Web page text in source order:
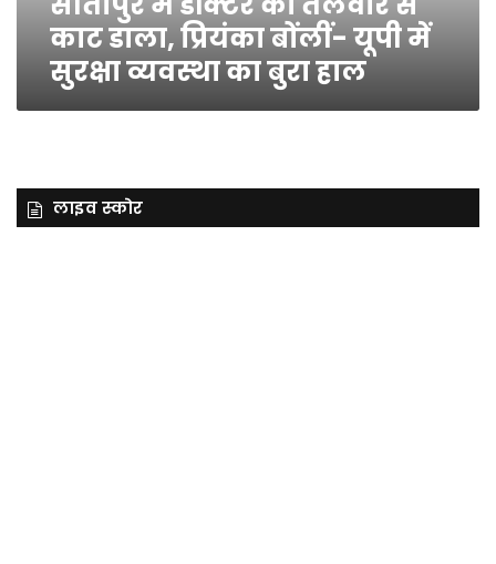
व्यवस्था
का
काट डाला, प्रियंका बोंलीं- यूपी में
सुरक्षा व्यवस्था का बुरा हाल
लाइव स्कोर